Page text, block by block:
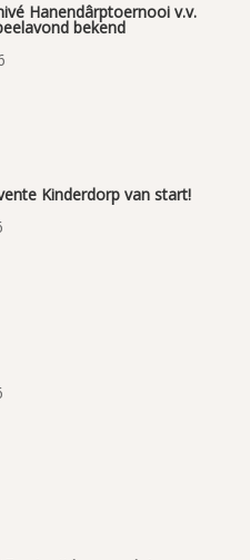
Hanendârptoernooi v.v.
bekend
Kinderdorp van start!